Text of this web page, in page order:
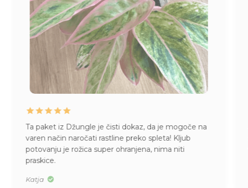
Ta paket iz Džungle je čisti dokaz, da je mogoče na
varen način naročati rastline preko spleta! Kljub
potovanju je rožica super ohranjena, nima niti
praskice.
Katja